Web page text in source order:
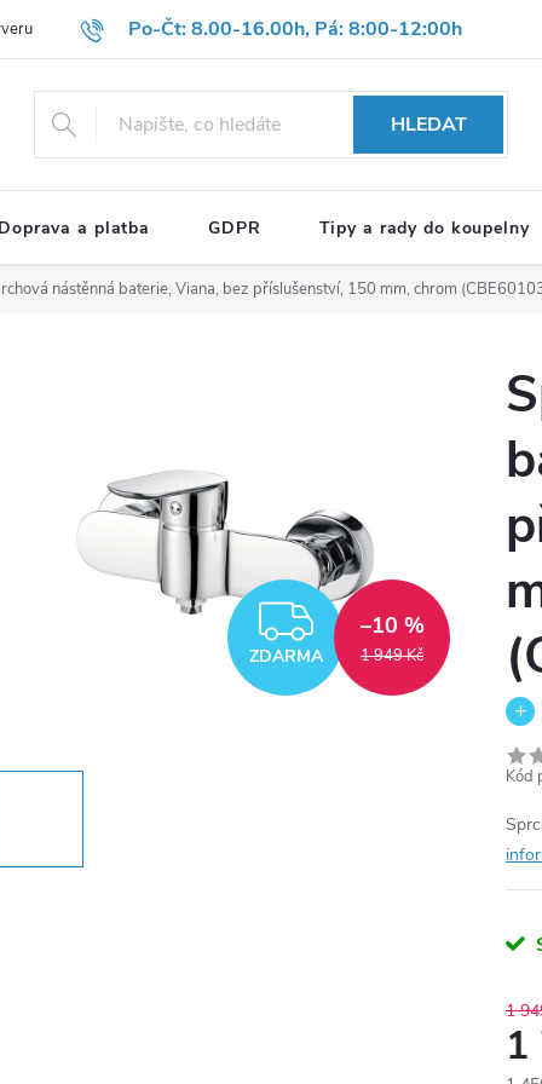
Po-Čt: 8.00-16.00h, Pá: 8:00-12:00h
Hodnocení obchodu Reklamační formulář OBCHODNÍ
HLEDAT
Doprava a platba GDPR Tipy a rady do koupelny
nástěnná baterie, Viana, bez příslušenství, 150 mm, chrom
ZDARMA
ZDARMA 1 949 Kč
–10 %
Kód
1
1